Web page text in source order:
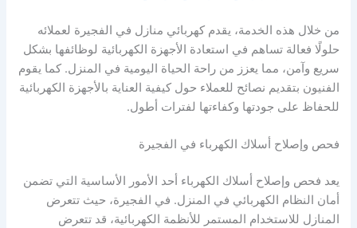
من خلال هذه الخدمة، يقدم كهربائي منازل في الفجيرة لعملائه
حلولًا فعالة تساهم في استعادة الأجهزة الكهربائية لوظائفها بشكل
سريع وآمن، مما يعزز من راحة الحياة اليومية في المنزل. كما يقوم
الفنيون بتقديم نصائح للعملاء حول كيفية العناية بالأجهزة الكهربائية
للحفاظ على جودتها وكفاءتها لفترات أطول.
فحص وإصلاح أسلاك الكهرباء في الفجيرة
يعد فحص وإصلاح أسلاك الكهرباء أحد الأمور الأساسية التي تضمن
أمان النظام الكهربائي في المنزل. في الفجيرة، حيث تتعرض
المنازل للاستخدام المستمر للأنظمة الكهربائية، قد تتعرض